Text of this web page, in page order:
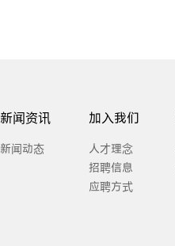
新闻资讯
新闻动态
加入我们
人才理念
招聘信息
应聘方式